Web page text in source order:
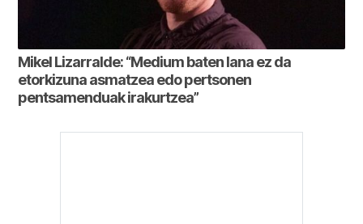
Mikel Lizarralde: “Medium baten lana ez da
etorkizuna asmatzea edo pertsonen
pentsamenduak irakurtzea”